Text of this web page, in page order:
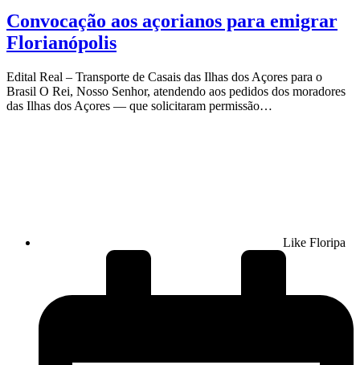
Convocação aos açorianos para emigrar
Florianópolis
Edital Real – Transporte de Casais das Ilhas dos Açores para o
Brasil O Rei, Nosso Senhor, atendendo aos pedidos dos moradores
das Ilhas dos Açores — que solicitaram permissão…
Like Floripa